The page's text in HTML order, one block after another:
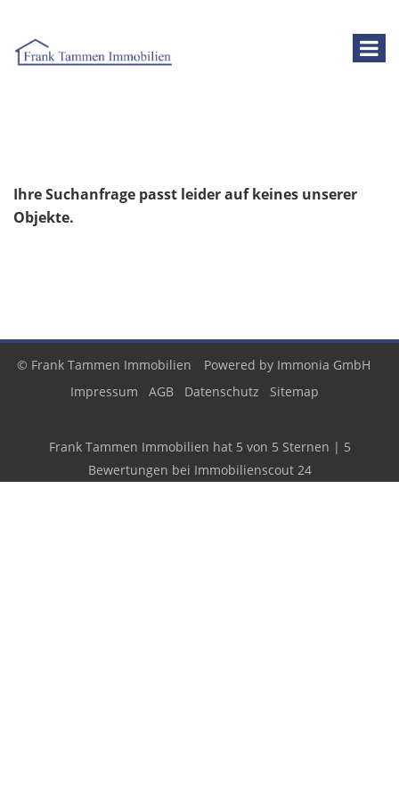
Ihre Suchanfrage passt leider auf keines unserer
Objekte.
© Frank Tammen Immobilien Powered by Immonia GmbH
Impressum
AGB Datenschutz Sitemap
Frank Tammen Immobilien hat 5 von 5 Sternen | 5
Bewertungen bei Immobilienscout 24